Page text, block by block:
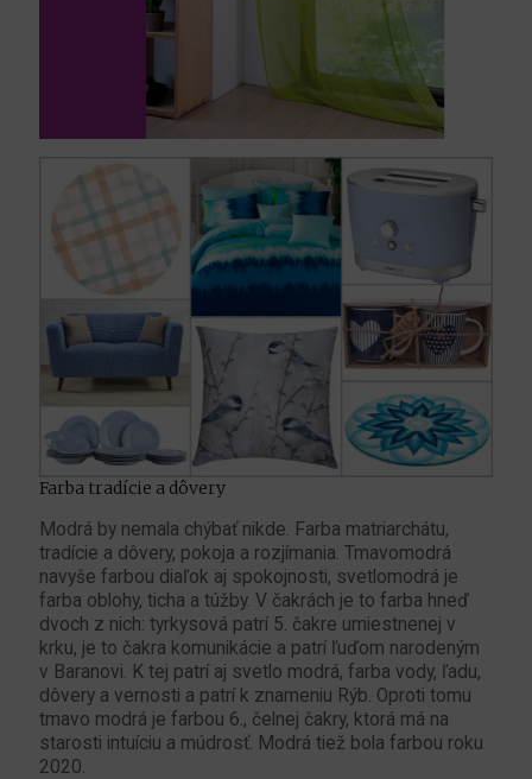
Farba tradície a dôvery
Modrá by nemala chýbať nikde. Farba matriarchátu,
tradície a dôvery, pokoja a rozjímania. Tmavomodrá
navyše farbou diaľok aj spokojnosti, svetlomodrá je
farba oblohy, ticha a túžby. V čakrách je to farba hneď
dvoch z nich: tyrkysová patrí 5. čakre umiestnenej v
krku, je to čakra komunikácie a patrí ľuďom narodeným
v Baranovi. K tej patrí aj svetlo modrá, farba vody, ľadu,
dôvery a vernosti a patrí k znameniu Rýb. Oproti tomu
tmavo modrá je farbou 6., čelnej čakry, ktorá má na
starosti intuíciu a múdrosť. Modrá tiež bola farbou roku
2020.